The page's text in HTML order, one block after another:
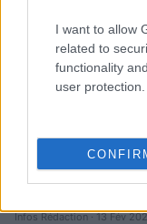
I want to allow
related to
functionality
user protection.
Infos Rédaction · 13 Fév